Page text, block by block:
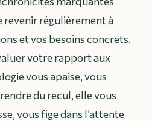
revenir régulièrement à
et vos besoins concrets.
votre rapport aux
vous apaise, vous
du recul, elle vous
vous fige dans l’attente